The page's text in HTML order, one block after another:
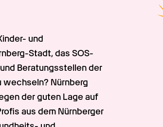
und
Stadt, das SOS-
Beratungsstellen der
wechseln? Nürnberg
der guten Lage auf
aus dem Nürnberger